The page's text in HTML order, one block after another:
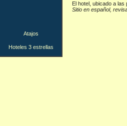
El hotel, ubicado a
Sitio en español,
Atajos
Hoteles 3 estrellas